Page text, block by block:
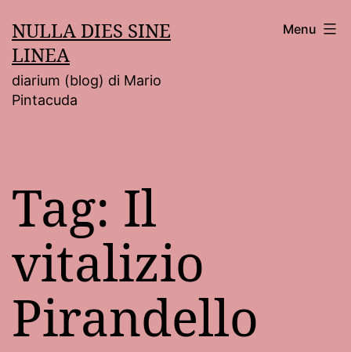
al
contenuto
NULLA DIES SINE
LINEA
diarium (blog) di Mario
Pintacuda
Menu
Tag: Il
vitalizio
Pirandello